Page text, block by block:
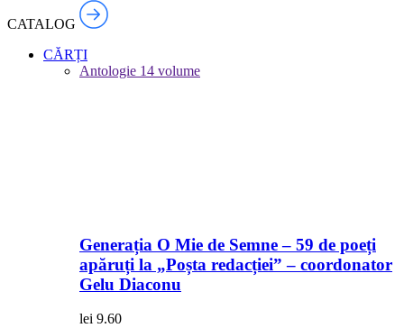
CATALOG
CĂRȚI
Antologie 14 volume
Generația O Mie de Semne – 59 de poeți
apăruți la „Poșta redacției” – coordonator
Gelu Diaconu
lei 9.60